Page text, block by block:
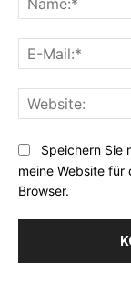
Speichern Sie
meine Website für
Browser.